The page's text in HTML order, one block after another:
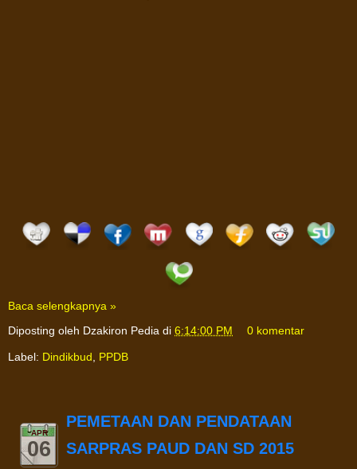
Baca selengkapnya »
Diposting oleh Dzakiron Pedia di 6:14:00 PM 0 komentar
Label: Dindikbud PPDB
APR
06
PEMETAAN DAN PENDATAAN
SARPRAS PAUD DAN SD 2015